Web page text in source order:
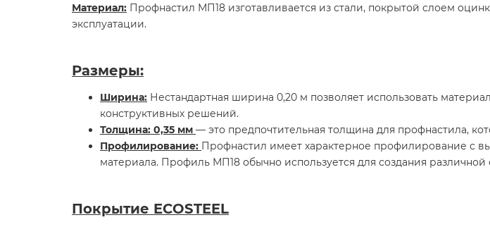
Материал: Профнастил МП18 изготавливается из стали, покрытой слоем
эксплуатации.
Размеры:
Ширина: Нестандартная ширина 0,20 м позволяет использовать
конструктивных решений.
Толщина: 0,35 мм — это предпочтительная толщина для профнастила,
Профилирование: Профнастил имеет характерное профилирование с
материала. Профиль МП18 обычно используется для создания
Покрытие ECOSTEEL